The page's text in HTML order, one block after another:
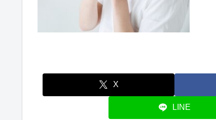
X
LINE